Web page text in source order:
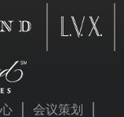
会议策划